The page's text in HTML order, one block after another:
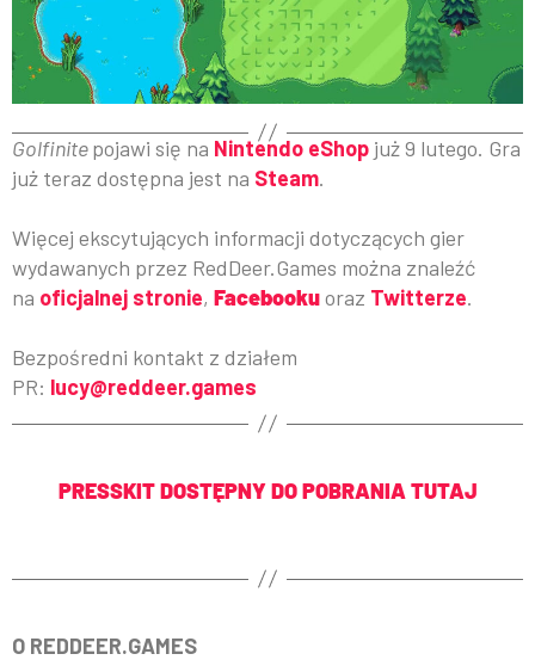
Golfinitepojawi się na Nintendo eShop już 9 lutego. Gra
już teraz dostępna jest na Steam.
Więcej ekscytujących informacji dotyczących gier
wydawanych przez RedDeer.Games można znaleźć
na oficjalnej stronie, Facebookuoraz Twitterze.
Bezpośredni kontakt z działem
PR: lucy@reddeer.games
PRESSKIT DOSTĘPNY DO POBRANIA TUTAJ
O REDDEER.GAMES